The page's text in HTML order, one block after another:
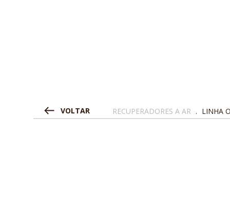
VOLTAR RECUPERADORES A AR . LINHA